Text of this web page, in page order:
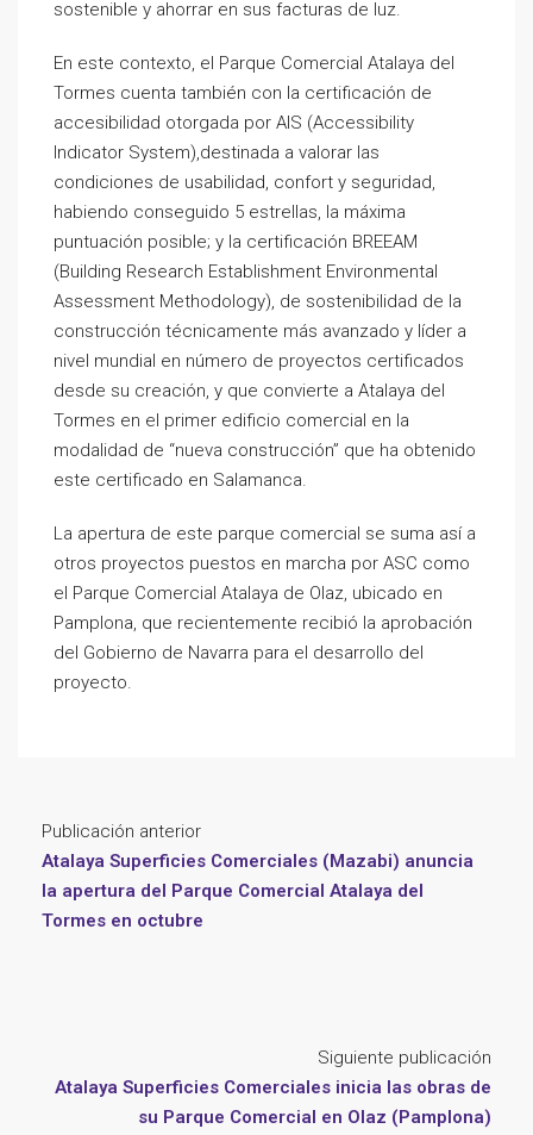
sostenible y ahorrar en sus facturas de luz.
En este contexto, el Parque Comercial Atalaya del
Tormes cuenta también con la certificación de
accesibilidad otorgada por AIS (Accessibility
Indicator System),destinada a valorar las
condiciones de usabilidad, confort y seguridad,
habiendo conseguido 5 estrellas, la máxima
puntuación posible; y la certificación BREEAM
(Building Research Establishment Environmental
Assessment Methodology), de sostenibilidad de la
construcción técnicamente más avanzado y líder a
nivel mundial en número de proyectos certificados
desde su creación, y que convierte a Atalaya del
Tormes en el primer edificio comercial en la
modalidad de “nueva construcción” que ha obtenido
este certificado en Salamanca.
La apertura de este parque comercial se suma así a
otros proyectos puestos en marcha por ASC como
el Parque Comercial Atalaya de Olaz, ubicado en
Pamplona, que recientemente recibió la aprobación
del Gobierno de Navarra para el desarrollo del
proyecto.
Publicación anterior
Atalaya Superficies Comerciales (Mazabi) anuncia
la apertura del Parque Comercial Atalaya del
Tormes en octubre
Siguiente publicación
Atalaya Superficies Comerciales inicia las obras de
su Parque Comercial en Olaz (Pamplona)